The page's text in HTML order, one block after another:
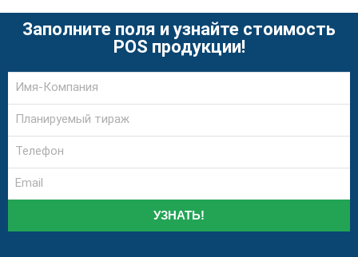
Заполните поля и узнайте стоимость
POS продукции!
УЗНАТЬ!